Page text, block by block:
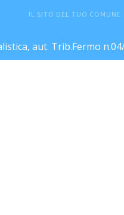
IL SITO DEL TUO COMUNE
aut. Trib.Fermo